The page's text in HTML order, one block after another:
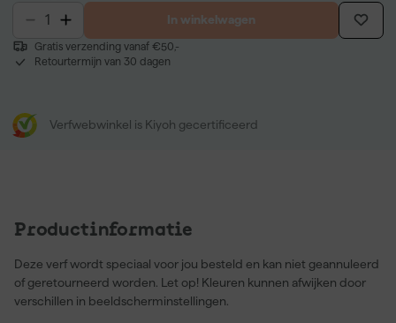
In winkelwagen
Gratis verzending vanaf €50,-
Retourtermijn van 30 dagen
Verfwebwinkel is Kiyoh gecertificeerd
Productinformatie
Deze verf wordt speciaal voor jou besteld en kan niet geannuleerd
of geretourneerd worden. Let op! Kleuren kunnen afwijken door
verschillen in beeldscherminstellingen.